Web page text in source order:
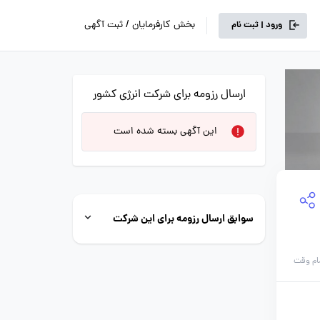
ورود | ثبت نام بخش کارفرمایان / ثبت آگهی
وقت
ارسال رزومه برای شرکت انرژی کشور
این آگهی بسته شده است
سوابق ارسال رزومه برای این شرکت